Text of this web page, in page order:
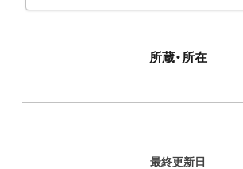
所蔵・所在
最終更新日